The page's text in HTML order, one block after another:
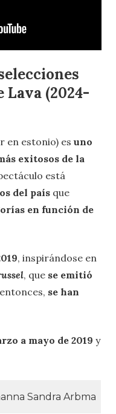
Lava (2024-
en estonio) es uno
exitosos de la
está
del país que
en función de
, inspirándose en
, que se emitió
se han
a mayo de 2019 y
Sandra Arbma